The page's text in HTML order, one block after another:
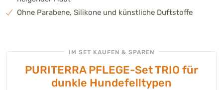
Ohne Parabene, Silikone und künstliche Duftstoffe
IM SET KAUFEN & SPAREN
PURITERRA PFLEGE-Set TRIO für
dunkle Hundefelltypen
PURITERRA PFLEGE-Set Duo
PURITERRA PFLEGE-Set TRIO für
helle Hundefelltypen